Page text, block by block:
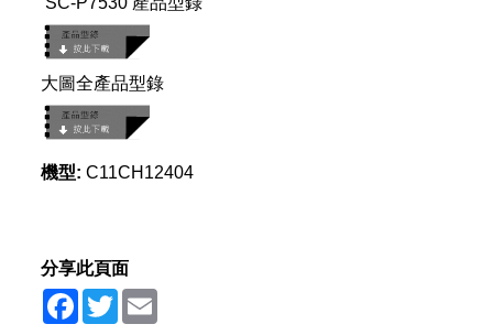
大圖全產品型錄
機型: C11CH12404
分享此頁面
Facebook
Twitter